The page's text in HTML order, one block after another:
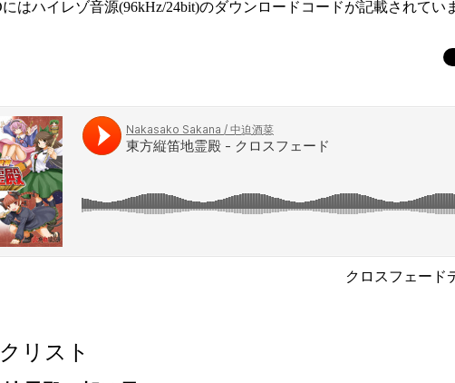
はハイレゾ音源(96kHz/24bit)のダウンロードコードが記載されてい
クロスフェード
リスト